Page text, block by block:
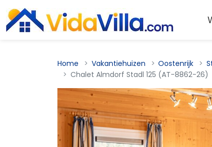
Home Vakantiehuizen Oostenrijk
Chalet Almdorf Stadl 125 (AT-8862-26)